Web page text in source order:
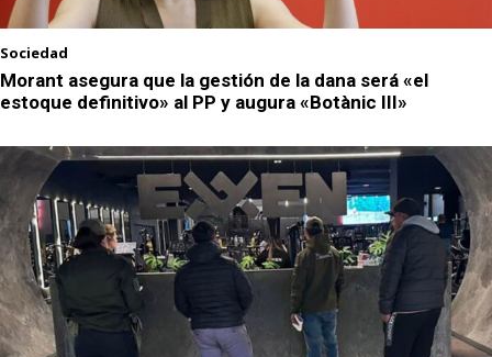
Sociedad
Morant asegura que la gestión de la dana será «el
estoque definitivo» al PP y augura «Botànic III»